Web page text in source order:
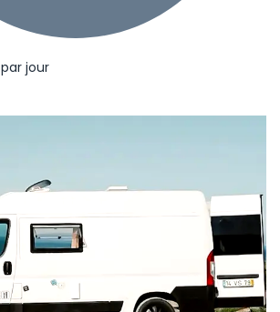
par jour